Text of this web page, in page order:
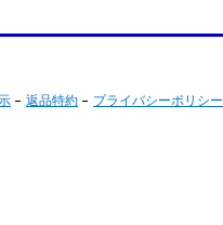
返品特約 プライバシーポリシー